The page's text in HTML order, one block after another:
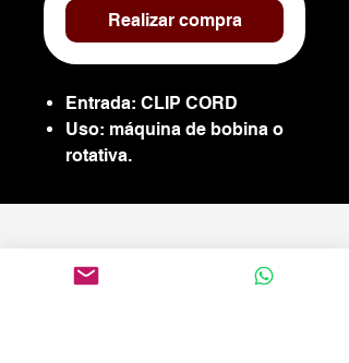
Realizar compra
Entrada: CLIP CORD
Uso: máquina de bobina o
rotativa.